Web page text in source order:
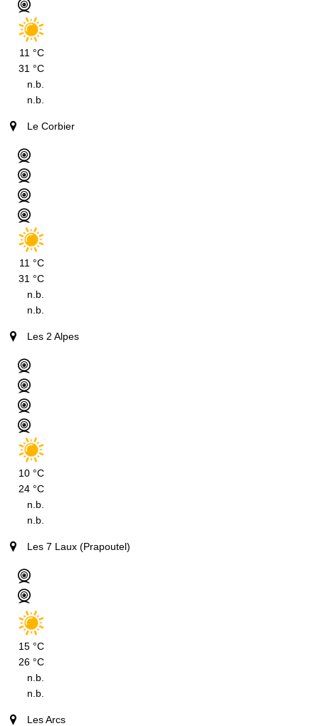
11 °C
31 °C
n.b.
n.b.
Le Corbier
11 °C
31 °C
n.b.
n.b.
Les 2 Alpes
10 °C
24 °C
n.b.
n.b.
Les 7 Laux (Prapoutel)
15 °C
26 °C
n.b.
n.b.
Les Arcs